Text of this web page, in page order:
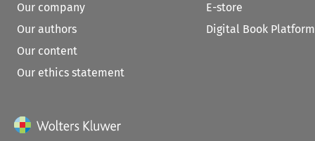
Our company
Our authors
Our content
Our ethics statement
E-store
Digital Book Platform